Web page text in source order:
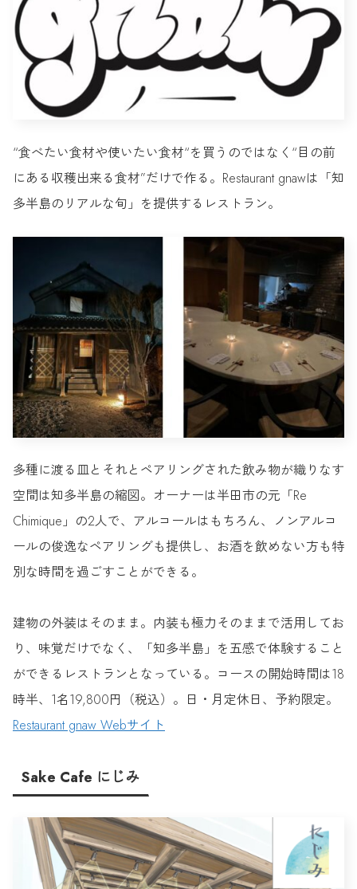
“食べたい食材や使いたい食材“を買うのではなく“目の前
にある収穫出来る食材”だけで作る。Restaurant gnawは「知
多半島のリアルな旬」を提供するレストラン。
多種に渡る皿とそれとペアリングされた飲み物が織りなす
空間は知多半島の縮図。オーナーは半田市の元「Re
Chimique」の2人で、アルコールはもちろん、ノンアルコ
ールの俊逸なペアリングも提供し、お酒を飲めない方も特
別な時間を過ごすことができる。
建物の外装はそのまま。内装も極力そのままで活用してお
り、味覚だけでなく、「知多半島」を五感で体験すること
ができるレストランとなっている。コースの開始時間は18
時半、1名19,800円（税込）。日・月定休日、予約限定。
Restaurant gnaw Webサイト
Sake Cafe にじみ